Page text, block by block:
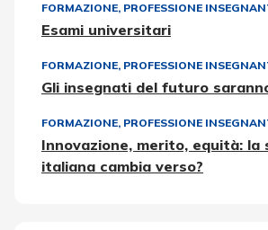
FORMAZIONE, PROFESSIONE
Esami universitari
FORMAZIONE, PROFESSIONE
Gli insegnati del futuro
FORMAZIONE, PROFESSIONE
Innovazione, merito, equità: la
italiana cambia verso?